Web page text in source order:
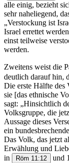
alle einig, bezieht
sehr naheliegend,
„Verstockung ist
Israel errettet
einst teilweise
werden.
Zweitens weist die
deutlich darauf hin,
Die erste Hälfte des
sie [das ethnische
sagt: „Hinsichtlich
Volksgruppe, die
Aussage dieses
ein
Das Volk, das jetzt
Erwählung und
in
Röm 11:12 und